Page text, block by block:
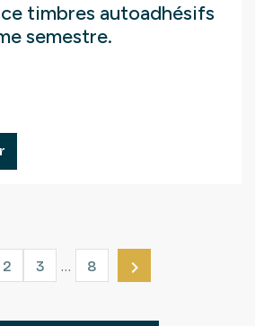
timbres autoadhésifs
semestre.
2 3 … 8 